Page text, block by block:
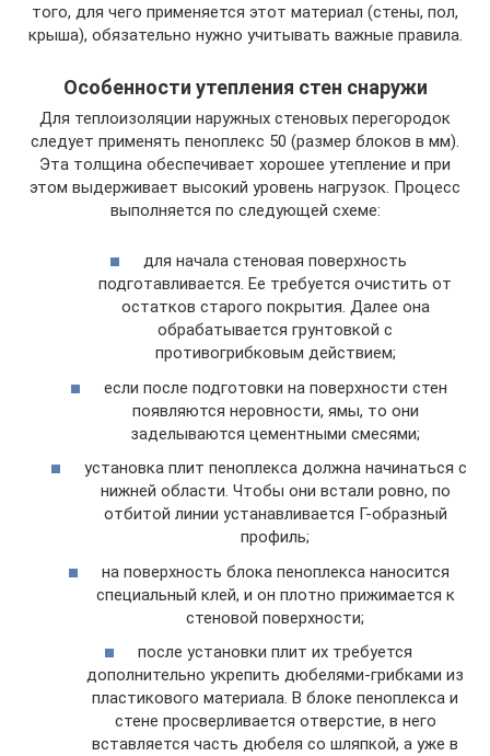
того, для чего применяется этот материал (стены, пол,
крыша), обязательно нужно учитывать важные правила.
Особенности утепления стен снаружи
Для теплоизоляции наружных стеновых перегородок
следует применять пеноплекс 50 (размер блоков в мм).
Эта толщина обеспечивает хорошее утепление и при
этом выдерживает высокий уровень нагрузок. Процесс
выполняется по следующей схеме:
для начала стеновая поверхность
подготавливается. Ее требуется очистить от
остатков старого покрытия. Далее она
обрабатывается грунтовкой с
противогрибковым действием;
если после подготовки на поверхности стен
появляются неровности, ямы, то они
заделываются цементными смесями;
установка плит пеноплекса должна начинаться с
нижней области. Чтобы они встали ровно, по
отбитой линии устанавливается Г-образный
профиль;
на поверхность блока пеноплекса наносится
специальный клей, и он плотно прижимается к
стеновой поверхности;
после установки плит их требуется
дополнительно укрепить дюбелями-грибками из
пластикового материала. В блоке пеноплекса и
стене просверливается отверстие, в него
вставляется часть дюбеля со шляпкой, а уже в